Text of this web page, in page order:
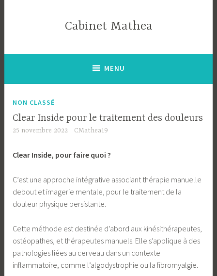
Cabinet Mathea
MENU
La
découverte
du
NON CLASSÉ
Clear Inside pour le traitement des douleurs
25 novembre 2022 CMathea19
Clear Inside, pour faire quoi ?
C’est une approche intégrative associant thérapie manuelle
debout et imagerie mentale, pour le traitement de la
douleur physique persistante.
Cette méthode est destinée d’abord aux kinésithérapeutes,
ostéopathes, et thérapeutes manuels. Elle s’applique à des
pathologies liées au cerveau dans un contexte
inflammatoire, comme l’algodystrophie ou la fibromyalgie.